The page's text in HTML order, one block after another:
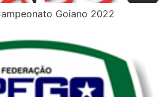
Goiano 2022